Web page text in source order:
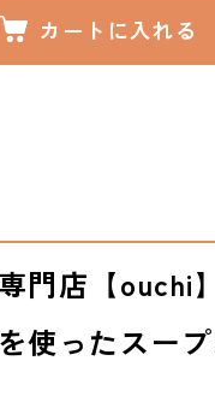
カートに入れる
門店【ouchi】
使ったスー